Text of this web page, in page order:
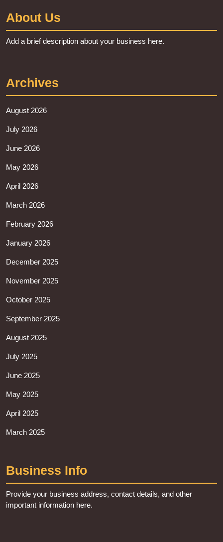
About Us
Add a brief description about your business here.
Archives
August 2026
July 2026
June 2026
May 2026
April 2026
March 2026
February 2026
January 2026
December 2025
November 2025
October 2025
September 2025
August 2025
July 2025
June 2025
May 2025
April 2025
March 2025
Business Info
Provide your business address, contact details, and other
important information here.